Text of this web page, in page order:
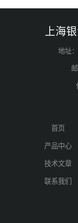
上海
地址
首页
产品中心
技术文章
联系我们